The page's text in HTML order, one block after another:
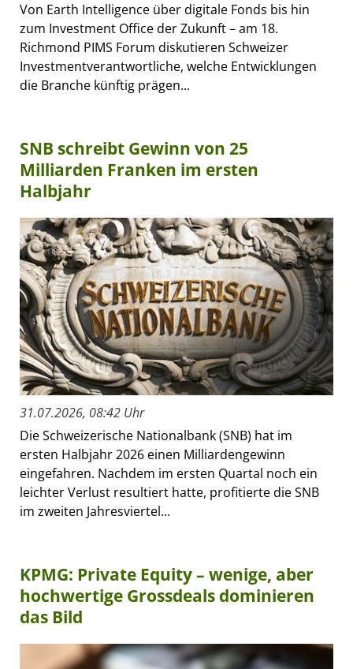
Von Earth Intelligence über digitale Fonds bis hin
zum Investment Office der Zukunft – am 18.
Richmond PIMS Forum diskutieren Schweizer
Investmentverantwortliche, welche Entwicklungen
die Branche künftig prägen...
SNB schreibt Gewinn von 25
Milliarden Franken im ersten
Halbjahr
31.07.2026, 08:42 Uhr
Die Schweizerische Nationalbank (SNB) hat im
ersten Halbjahr 2026 einen Milliardengewinn
eingefahren. Nachdem im ersten Quartal noch ein
leichter Verlust resultiert hatte, profitierte die SNB
im zweiten Jahresviertel...
KPMG: Private Equity – wenige, aber
hochwertige Grossdeals dominieren
das Bild